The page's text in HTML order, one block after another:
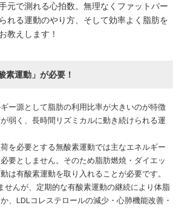
元で測れる心拍数。無理なくファットバー
れる運動のやり方、そして効率よく脂肪を
教えします！
素運動」が必要！
ー源として脂肪の利用比率が大きいのが特徴
弱く、長時間リズミカルに動き続けられる運
を必要とする無酸素運動では主なエネルギー
要としません。そのため脂肪燃焼・ダイエッ
は有酸素運動を取り入れることが必要です。
せんが、定期的な有酸素運動の継続により体脂
、LDLコレステロールの減少・心肺機能改善・